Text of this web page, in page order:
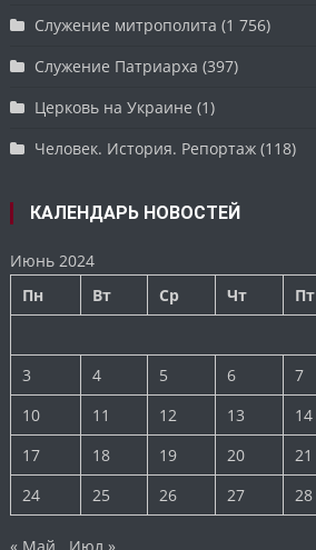
Служение митрополита (1 756)
Служение Патриарха (397)
Церковь на Украине (1)
Человек. История. Репортаж (118)
КАЛЕНДАРЬ НОВОСТЕЙ
Июнь 2024
Пн
Вт Ср Чт Пт
3
4 5 6 7
10
11 12 13 14
17
18 19 20 21
24
25 26 27 28